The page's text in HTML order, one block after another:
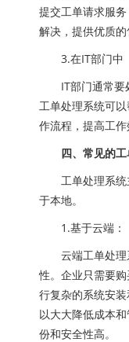
提交工单请求服
解决，提供优质的
3.在IT部门中
IT部门通常要处
工单处理系统可
作流程，提高工作
四、常见的
工单处理系统
于本地。
1.基于云端：
云端工单处理
性。企业只需要
行复杂的系统安
以大大降低成本
份和安全性高。